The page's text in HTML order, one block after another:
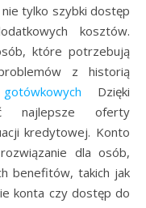
tylko szybki dostęp
kosztów.
które potrzebują
z historią
Dzięki
najlepsze oferty
kredytowej. Konto
dla osób,
benefitów, takich jak
konta czy dostęp do